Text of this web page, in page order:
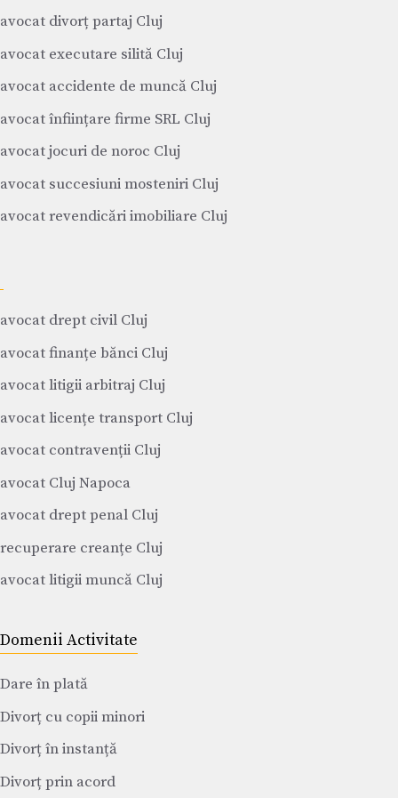
avocat divorț partaj Cluj
avocat executare silită Cluj
avocat accidente de muncă Cluj
avocat înființare firme SRL Cluj
avocat jocuri de noroc Cluj
avocat succesiuni mosteniri Cluj
avocat revendicări imobiliare Cluj
avocat drept civil Cluj
avocat finanțe bănci Cluj
avocat litigii arbitraj Cluj
avocat licențe transport Cluj
avocat contravenții Cluj
avocat Cluj Napoca
avocat drept penal Cluj
recuperare creanțe Cluj
avocat litigii muncă Cluj
Domenii Activitate
Dare în plată
Divorț cu copii minori
Divorț în instanță
Divorț prin acord